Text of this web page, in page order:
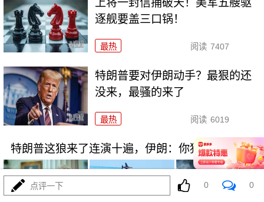
上将一封信捅破天！美军五艘驱
逐舰要盖三口锅！
最热 阅读 7407
特朗普要对伊朗动手？最狠的还
没来，最骚的来了
最热 阅读 6019
特朗普这狼来了连演十遍，伊朗：你猜我信不信？
点评一下 0 0